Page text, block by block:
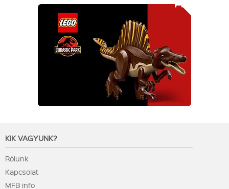
KIK VAGYUNK?
Rólunk
Kapcsolat
MFB info